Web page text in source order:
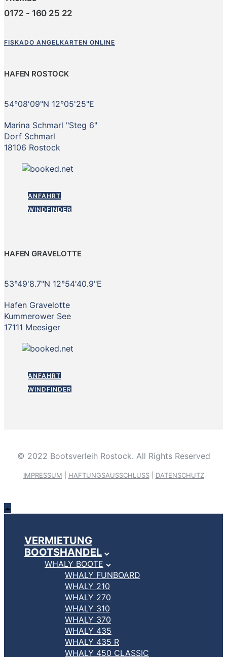
0172 - 160 25 22
FISKADO ANGELKARTEN ONLINE
HAFEN ROSTOCK
54°08'09"N 12°05'25"E
Marina Schmarl "Steg 6"
Dorf Schmarl
18106 Rostock
ANFAHRT
WINDFINDER
HAFEN GRAVELOTTE
53°49'8.7"N 12°54'40.9"E
Hafen Gravelotte
Kummerower See
17111 Meesiger
ANFAHRT
WINDFINDER
© 2022 Bootsverleih Rostock. All Rights Reserved
IMPRESSUM HAFTUNGSAUSSCHLUSS| DATENSCHUTZ
VERMIETUNG
BOOTSHANDEL
WHALY BOOTE
WHALY FUNBOARD
WHALY 210
WHALY 270
WHALY 310
WHALY 370
WHALY 435
WHALY 435 R
WHALY 450 CLASSIC